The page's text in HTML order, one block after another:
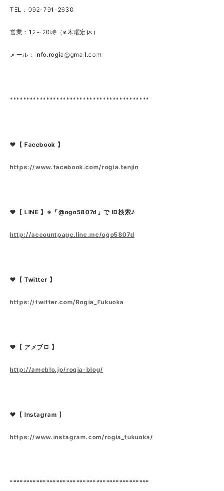
TEL：092-791-2630
営業：12～20時（※木曜定休）
メール： info.rogia@gmail.com
******************************************
❤【 Facebook 】
https://www.facebook.com/rogia.tenjin
❤【 LINE 】※「@ogo5807d」で ID検索♪
http://accountpage.line.me/ogo5807d
❤【 Twitter 】
https://twitter.com/Rogia_Fukuoka
❤【 アメブロ 】
http://ameblo.jp/rogia-blog/
❤【 Instagram 】
https://www.instagram.com/rogia_fukuoka/
******************************************